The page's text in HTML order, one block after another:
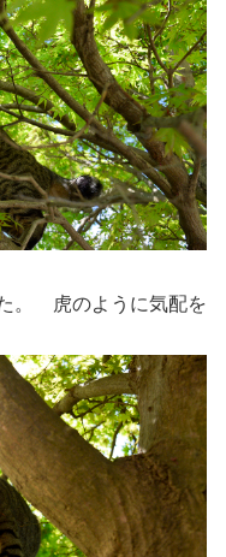
。 虎のように気配を